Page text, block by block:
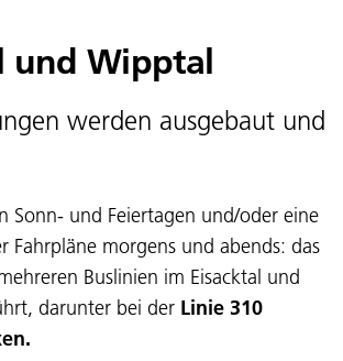
und Wipptal
werden ausgebaut und
Sonn- und Feiertagen und/oder eine
Fahrpläne morgens und abends: das
Buslinien im Eisacktal und
darunter bei der Linie 310